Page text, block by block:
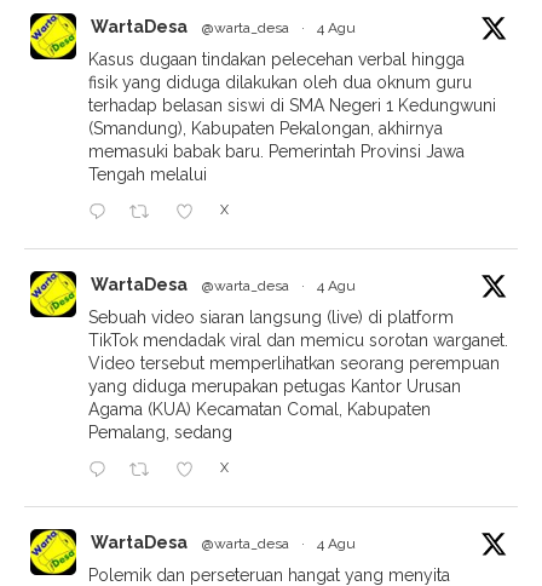
WartaDesa @warta_desa · 4 Agu
Kasus dugaan tindakan pelecehan verbal hingga
fisik yang diduga dilakukan oleh dua oknum guru
terhadap belasan siswi di SMA Negeri 1 Kedungwuni
(Smandung), Kabupaten Pekalongan, akhirnya
memasuki babak baru. Pemerintah Provinsi Jawa
Tengah melalui
X
WartaDesa @warta_desa · 4 Agu
Sebuah video siaran langsung (live) di platform
TikTok mendadak viral dan memicu sorotan warganet.
Video tersebut memperlihatkan seorang perempuan
yang diduga merupakan petugas Kantor Urusan
Agama (KUA) Kecamatan Comal, Kabupaten
Pemalang, sedang
X
WartaDesa @warta_desa · 4 Agu
Polemik dan perseteruan hangat yang menyita